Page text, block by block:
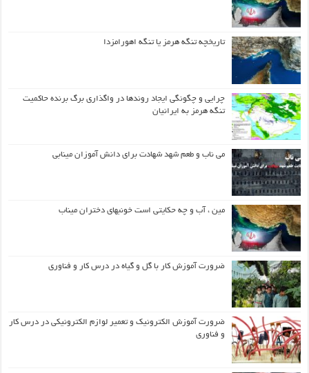
تاریخچه تنگه هرمز یا تنگه اهورامزدا
چرایی و چگونگی ایجاد روندها در واگذاری برگ برنده حاکمیت
تنگه هرمز به ایرانیان
می ناب و طعم شهد شهادت برای دانش آموزان مینابی
مین ، آب و چه حکایتی است خونبهای دختران میناب
ضرورت آموزش کار با گل و گیاه در درس کار و فناوری
ضرورت آموزش الکترونیک و تعمیر لوازم الکترونیکی در درس کار
و فناوری